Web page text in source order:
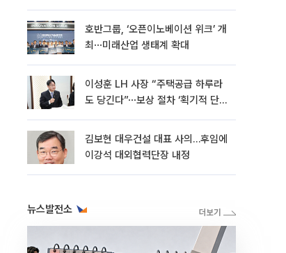
호반그룹, ‘오픈이노베이션 위크’ 개
최⋯미래산업 생태계 확대
이성훈 LH 사장 “주택공급 하루라
도 당긴다”⋯보상 절차 ‘획기적 단
김보현 대우건설 대표 사의…후임에
이강석 대외협력단장 내정
뉴스발전소